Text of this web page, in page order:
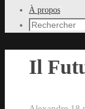
À propos
Recherche
Il